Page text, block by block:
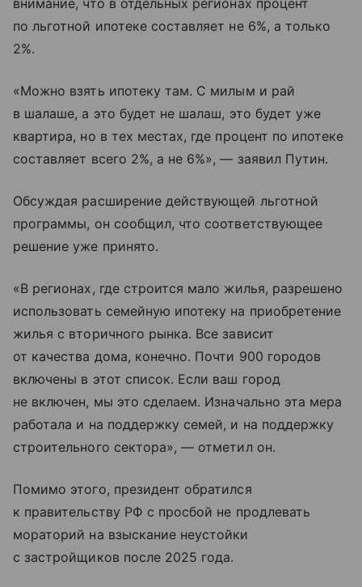
по льготной ипотеке составляет не 6%, а только
2%.
«Можно взять ипотеку там. С милым и рай
в шалаше, а это будет не шалаш, это будет уже
квартира, но в тех местах, где процент по ипотеке
составляет всего 2%, а не 6%», — заявил Путин.
Обсуждая расширение действующей льготной
программы, он сообщил, что соответствующее
решение уже принято.
«В регионах, где строится мало жилья, разрешено
использовать семейную ипотеку на приобретение
жилья с вторичного рынка. Все зависит
от качества дома, конечно. Почти 900 городов
включены в этот список. Если ваш город
не включен, мы это сделаем. Изначально эта мера
работала и на поддержку семей, и на поддержку
строительного сектора», — отметил он.
Помимо этого, президент обратился
к правительству РФ с просбой не продлевать
мораторий на взыскание неустойки
с застройщиков после 2025 года.